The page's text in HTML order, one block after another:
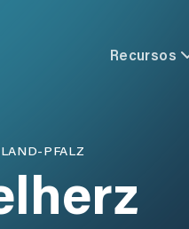
Recursos
PFALZ